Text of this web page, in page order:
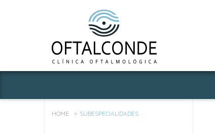
HOME SUBESPECIALIDADES